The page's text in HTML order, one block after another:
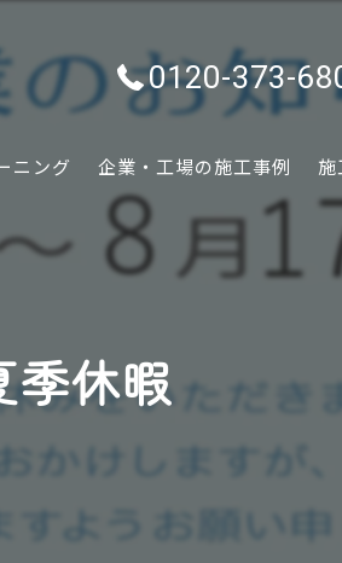
0120-373-
ニング 企業・工場の施工事例 施
季休暇